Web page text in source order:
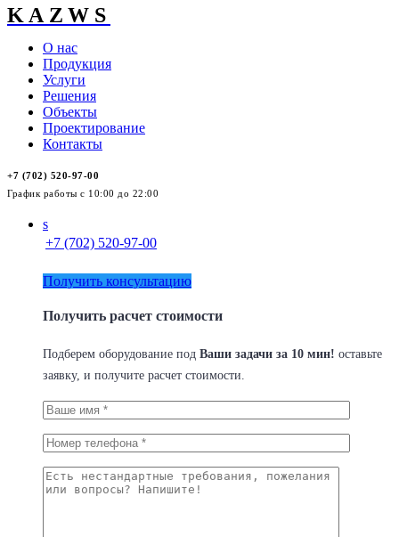
KAZWS
О нас
Продукция
Услуги
Решения
Объекты
Проектирование
Контакты
+7 (702) 520-97-00
График работы с 10:00 до 22:00
s
+7 (702) 520-97-00
Получить консультацию
Получить расчет стоимости
Подберем оборудование под Ваши задачи за 10 мин! оставьте
заявку, и получите расчет стоимости.